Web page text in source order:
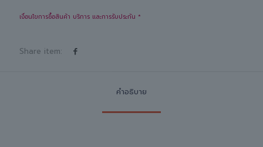
เงื่อนไขการซื้อสินค้า บริการ และการรับประกัน *
Share item:
คำอธิบาย